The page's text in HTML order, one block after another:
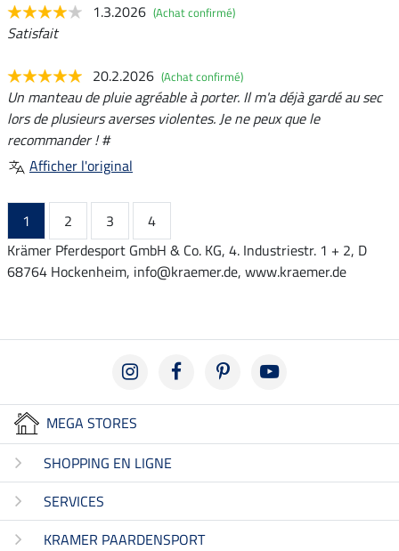
1.3.2026 (Achat confirmé)
Satisfait
20.2.2026 (Achat confirmé)
Un manteau de pluie agréable à porter. Il m'a déjà gardé au sec
lors de plusieurs averses violentes. Je ne peux que le
recommander ! #
Afficher l'original
1 2 3
4
Krämer Pferdesport GmbH & Co. KG, 4. Industriestr. 1 + 2, D
68764 Hockenheim, info@kraemer.de, www.kraemer.de
MEGA STORES
SHOPPING EN LIGNE
SERVICES
KRAMER PAARDENSPORT